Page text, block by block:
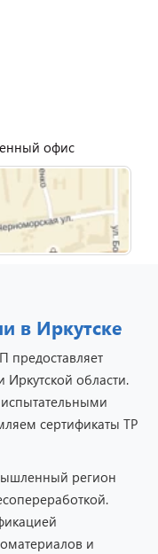
офис
в Иркутске
предоставляет
Иркутской области.
сертификаты ТР
регион
и